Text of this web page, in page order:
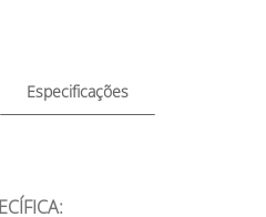
Especificações